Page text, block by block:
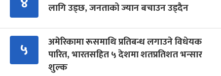
लागि उड्छ, जनताको ज्यान बचाउन उड्दैन
५
अमेरिकामा रूसमाथि प्रतिबन्ध लगाउने विधेयक
पारित, भारतसहित ५ देशमा शतप्रतिशत भन्सार
शुल्क